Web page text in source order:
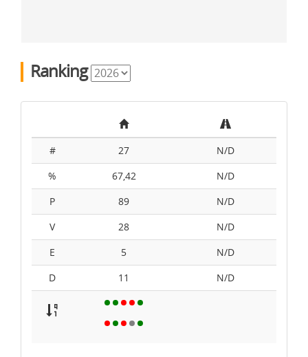
Ranking
# 27
N/D
%
67,42
N/D
P
89
N/D
V
28
N/D
E
5
N/D
D
11 N/D